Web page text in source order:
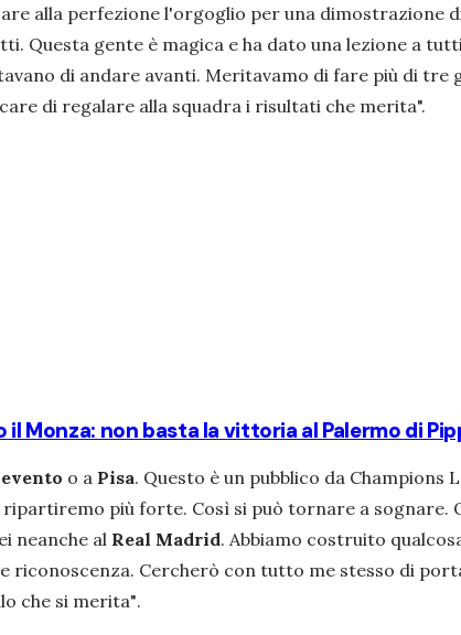
alla perfezione l'orgoglio per una dimostrazione
Questa gente è magica e ha dato una lezione a
di andare avanti. Meritavamo di fare più di
di regalare alla squadra i risultati che merita".
Monza: non basta la vittoria al Palermo di
o a Pisa. Questo è un pubblico da
ripartiremo più forte. Così si può tornare a sognare.
neanche al Real Madrid. Abbiamo costruito
riconoscenza. Cercherò con tutto me stesso di
che si merita".